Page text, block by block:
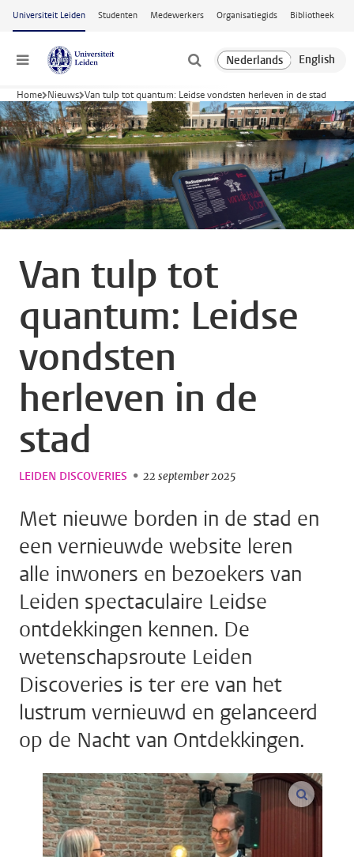
Ga naar hoofdinhoud
Universiteit Leiden Studenten Medewerkers Organisatiegids Bibliotheek
Menu
Home Nieuws Van tulp tot quantum: Leidse vondsten herleven in de stad
Van tulp tot
quantum: Leidse
vondsten
herleven in de
stad
LEIDEN DISCOVERIES 22 september 2025
Met nieuwe borden in de stad en
een vernieuwde website leren
alle inwoners en bezoekers van
Leiden spectaculaire Leidse
ontdekkingen kennen. De
wetenschapsroute Leiden
Discoveries is ter ere van het
lustrum vernieuwd en gelanceerd
op de Nacht van Ontdekkingen.